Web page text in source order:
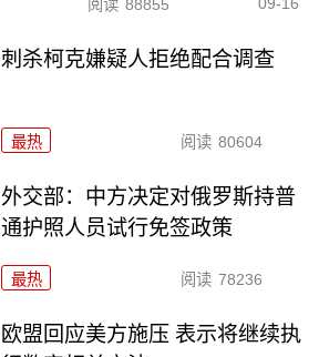
阅读 88855
刺杀柯克嫌疑人拒绝配合调查
最热 阅读 80604
外交部：中方决定对俄罗斯持普
通护照人员试行免签政策
最热 阅读 78236
欧盟回应美方施压 表示将继续执